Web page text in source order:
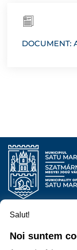
DOCUMENT:
P-ȚA 25
Salut!
Noi suntem